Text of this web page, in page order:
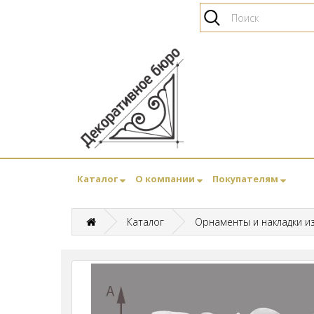
Каталог О компании Покупателям
Каталог Орнаменты и накладки